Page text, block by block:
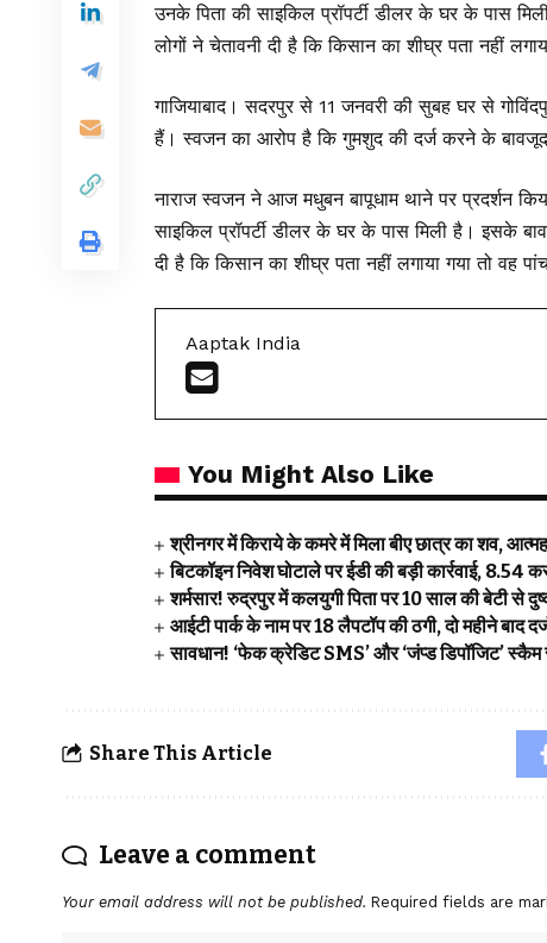
उनके पिता की साइकिल प्रॉपर्टी डीलर के घर के पास
लोगों ने चेतावनी दी है कि किसान का शीघ्र पता नहीं
गाजियाबाद। सदरपुर से 11 जनवरी की सुबह घर से
हैं। स्वजन का आरोप है कि गुमशुद की दर्ज करने के
नाराज स्वजन ने आज मधुबन बापूधाम थाने पर प्रदर्शन
साइकिल प्रॉपर्टी डीलर के घर के पास मिली है। इसके
दी है कि किसान का शीघ्र पता नहीं लगाया गया तो वह
Aaptak India
You Might Also Like
श्रीनगर में किराये के कमरे में मिला बीए छात्र का शव,
बिटकॉइन निवेश घोटाले पर ईडी की बड़ी कार्रवाई, ₹8.54
शर्मसार! रुद्रपुर में कलयुगी पिता पर 10 साल की बेटी से
आईटी पार्क के नाम पर 18 लैपटॉप की ठगी, दो महीने बाद
सावधान! ‘फेक क्रेडिट SMS’ और ‘जंप्ड डिपॉजिट’
Share This Article
Leave a comment
Your email address will not be published. Required fields are